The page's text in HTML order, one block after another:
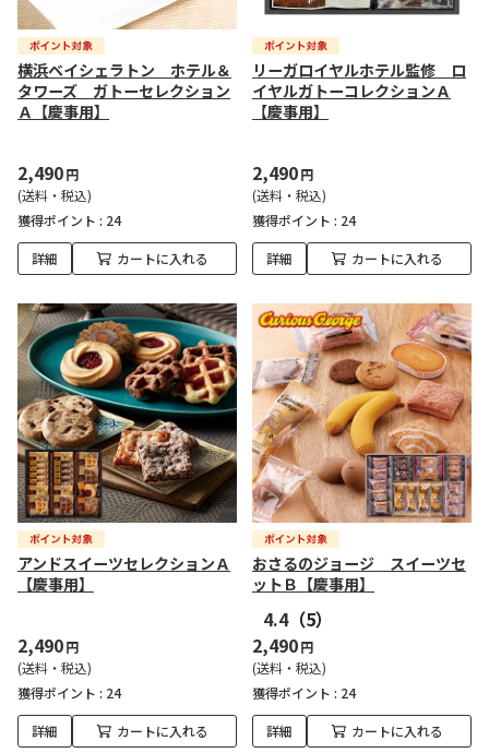
横浜ベイシェラトン ホテル＆
タワーズ ガトーセレクション
Ａ【慶事用】
2,490円
(送料・税込)
獲得ポイント : 24
詳細 カートに入れる
リーガロイヤルホテル監修 ロ
イヤルガトーコレクションＡ
【慶事用】
2,490円
(送料・税込)
獲得ポイント : 24
詳細 カートに入れる
アンドスイーツセレクションＡ
【慶事用】
2,490円
(送料・税込)
獲得ポイント : 24
詳細 カートに入れる
おさるのジョージ スイーツセ
ットＢ【慶事用】
4.4（5）
2,490円
(送料・税込)
獲得ポイント : 24
詳細 カートに入れる